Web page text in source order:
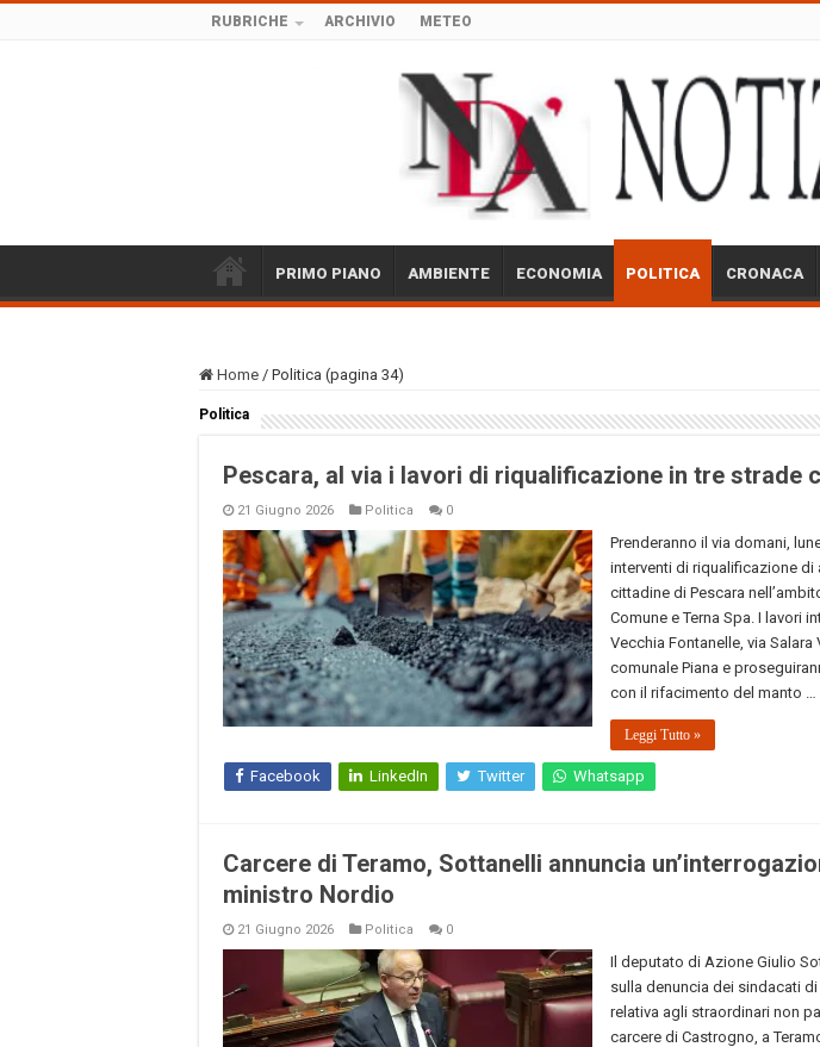
RUBRICHE ARCHIVIO METEO
PRIMO PIANO AMBIENTE ECONOMIA POLITICA CRONACA
Home / Politica (pagina 34)
Politica
Pescara, al via i lavori di riqualificazione in tre strade
21 Giugno 2026 Politica 0
Prenderanno il via domani,
interventi di riqualificazione di
cittadine di Pescara
Comune e Terna Spa. I lavori
Vecchia Fontanelle, via Salara
comunale Piana e
con il rifacimento del manto …
Leggi Tutto »
Facebook LinkedIn Twitter Whatsapp
Carcere di Teramo, Sottanelli annuncia
ministro Nordio
21 Giugno 2026 Politica 0
Il deputato di Azione Giulio
sulla denuncia dei sindacati
relativa agli straordinari non
carcere di Castrogno, a